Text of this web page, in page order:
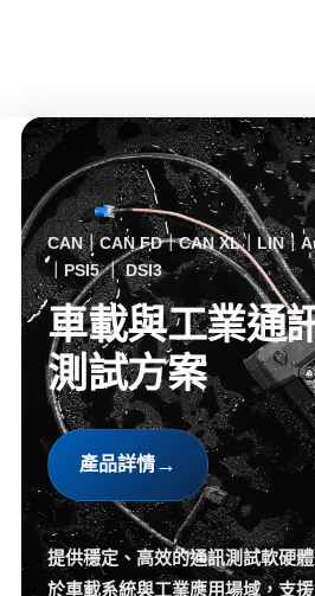
環境監測｜物流追蹤｜衝擊記錄｜
環境與物流監
全方位解決方
AI伺服器運輸方案詳情→
涵蓋溫濕度、衝擊、定位與冷鏈